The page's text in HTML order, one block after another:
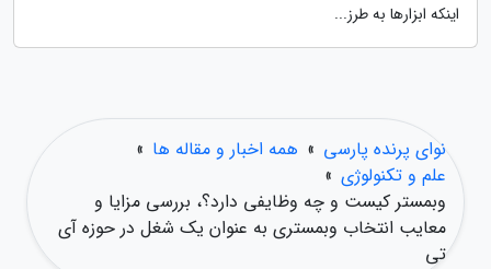
اینکه ابزارها به طرز...
نوای پرنده پارسی » همه اخبار و مقاله ها »
علم و تکنولوژی »
وبمستر کیست و چه وظایفی دارد؟، بررسی مزایا و
معایب انتخاب وبمستری به عنوان یک شغل در حوزه آی
تی